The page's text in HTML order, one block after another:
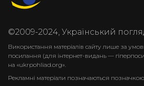
©2009-2024, Український
Використання матеріалів сайту лише за
посилання (для інтернет-видань —
на «ukrpohliad.org».
Рекламні матеріали позначаються